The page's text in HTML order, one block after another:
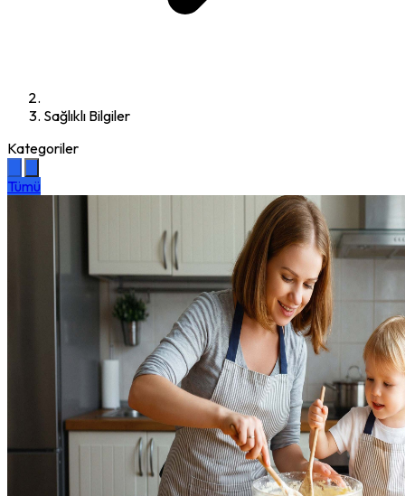
Sağlıklı Bilgiler
Kategoriler
Tümü